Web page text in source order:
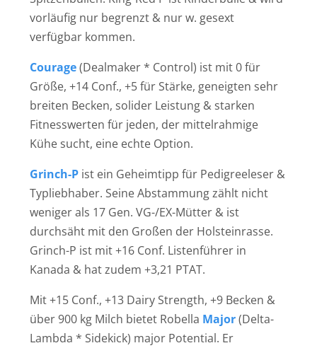
vorläufig nur begrenzt & nur w. gesext
verfügbar kommen.
Courage(Dealmaker * Control) ist mit 0 für
Größe, +14 Conf., +5 für Stärke, geneigten sehr
breiten Becken, solider Leistung & starken
Fitnesswerten für jeden, der mittelrahmige
Kühe sucht, eine echte Option.
Grinch-P ist ein Geheimtipp für Pedigreeleser &
Typliebhaber. Seine Abstammung zählt nicht
weniger als 17 Gen. VG-/EX-Mütter & ist
durchsäht mit den Großen der Holsteinrasse.
Grinch-P ist mit +16 Conf. Listenführer in
Kanada & hat zudem +3,21 PTAT.
Mit +15 Conf., +13 Dairy Strength, +9 Becken &
über 900 kg Milch bietet Robella Major(Delta-
Lambda * Sidekick) major Potential. Er